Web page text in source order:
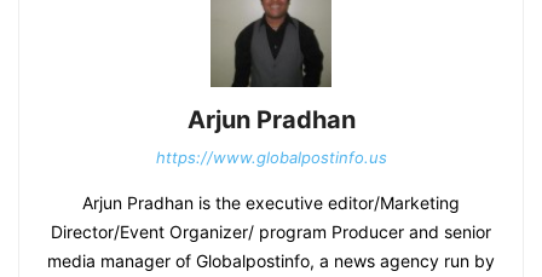
Arjun Pradhan
https://www.globalpostinfo.us
Arjun Pradhan is the executive editor/Marketing
Director/Event Organizer/ program Producer and senior
media manager of Globalpostinfo, a news agency run by